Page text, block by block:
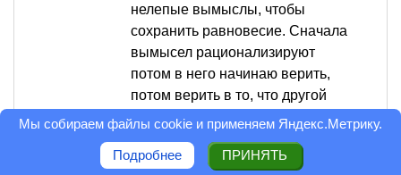
нелепые вымыслы, чтобы
сохранить равновесие. Сначала
вымысел рационализируют
потом в него начинаю верить,
потом верить в то, что другой
тоже в это верит, а потом это
убеждений.
Мы собираем файлы cookie и применяем Яндекс.Метрику.
Подробнее ПРИНЯТЬ